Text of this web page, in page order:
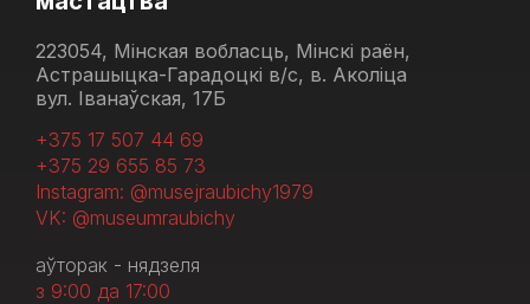
223054, Мінская вобласць, Мінскі раён,
Астрашыцка-Гарадоцкі в/с, в. Аколіца
вул. Іванаўская, 17Б
+375 17 507 44 69
+375 29 655 85 73
Instagram: @musejraubichy1979
VK: @museumraubichy
аўторак - нядзеля
з 9:00 да 17:00